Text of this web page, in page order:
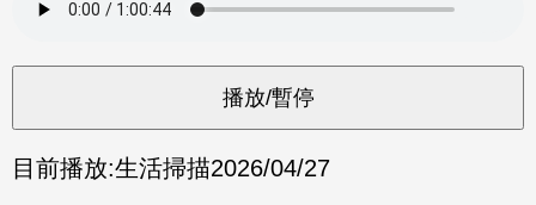
目前播放:生活掃描2026/04/27